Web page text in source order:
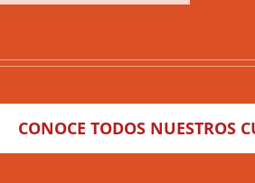
CONOCE TODOS NUESTROS